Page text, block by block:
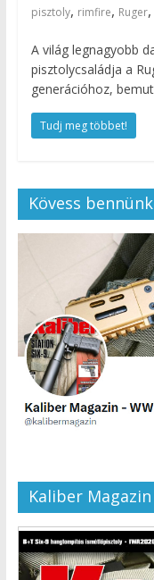
pisztoly, rimfire, Ruger,
A világ legnagyobb
pisztolycsaládja a
generációhoz,
Tudj meg többet!
Kövess
Kaliber